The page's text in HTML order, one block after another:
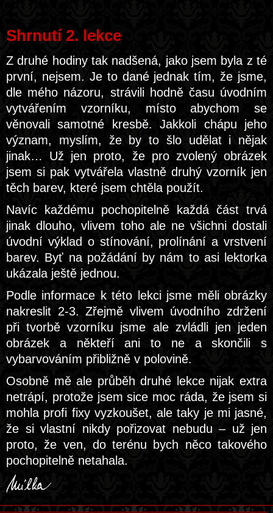
Shrnutí 2. lekce
Z druhé hodiny tak nadšená, jako jsem byla z té
první, nejsem. Je to dané jednak tím, že jsme,
dle mého názoru, strávili hodně času úvodním
vytvářením vzorníku, místo abychom se
věnovali samotné kresbě. Jakkoli chápu jeho
význam, myslím, že by to šlo udělat i nějak
jinak… Už jen proto, že pro zvolený obrázek
jsem si pak vytvářela vlastně druhý vzorník jen
těch barev, které jsem chtěla použít.
Navíc každému pochopitelně každá část trvá
jinak dlouho, vlivem toho ale ne všichni dostali
úvodní výklad o stínování, prolínání a vrstvení
barev. Byť na požádání by nám to asi lektorka
ukázala ještě jednou.
Podle informace k této lekci jsme měli obrázky
nakreslit 2-3. Zřejmě vlivem úvodního zdržení
při tvorbě vzorníku jsme ale zvládli jen jeden
obrázek a někteří ani to ne a skončili s
vybarvováním přibližně v polovině.
Osobně mě ale průběh druhé lekce nijak extra
netrápí, protože jsem sice moc ráda, že jsem si
mohla profi fixy vyzkoušet, ale taky je mi jasné,
že si vlastní nikdy pořizovat nebudu – už jen
proto, že ven, do terénu bych něco takového
pochopitelně netahala.